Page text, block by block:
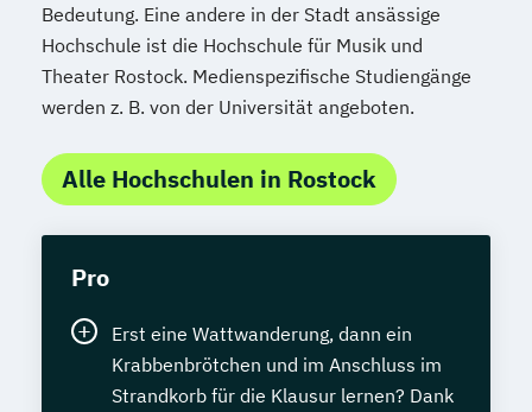
Bedeutung. Eine andere in der Stadt ansässige
Hochschule ist die Hochschule für Musik und
Theater Rostock. Medienspezifische Studiengänge
werden z. B. von der Universität angeboten.
Alle Hochschulen in Rostock
Pro
Erst eine Wattwanderung, dann ein
Krabbenbrötchen und im Anschluss im
Strandkorb für die Klausur lernen? Dank